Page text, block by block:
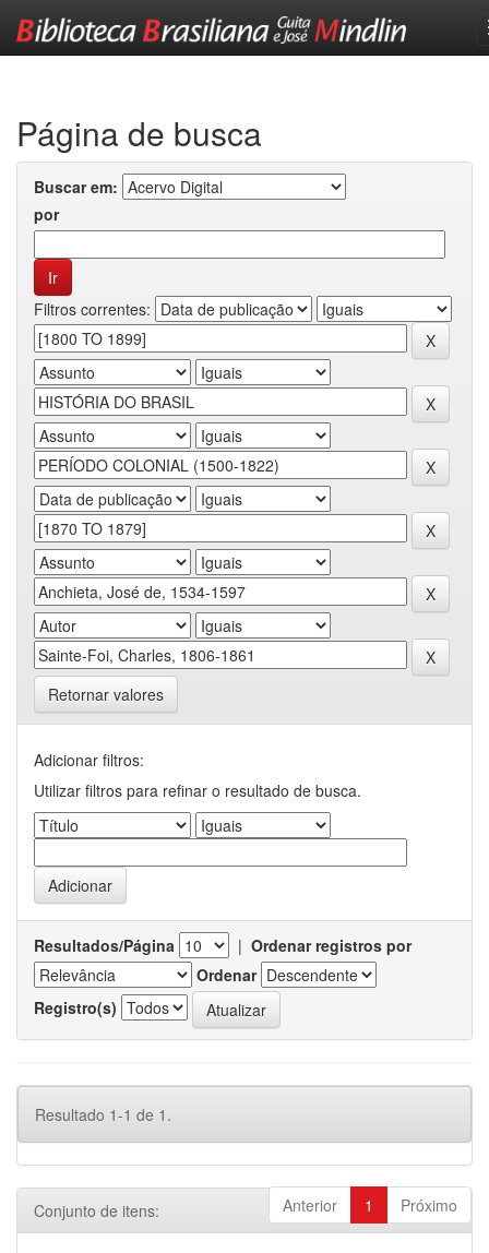
Página de busca
Buscar em:
por
Filtros correntes:
Retornar valores
Adicionar filtros:
Utilizar filtros para refinar o resultado de busca.
Resultados/Página | Ordenar registros por
Ordenar
Registro(s)
Resultado 1-1 de 1.
Anterior 1 Próximo
Conjunto de itens: